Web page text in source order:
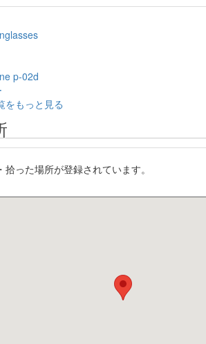
p-02d
をもっと見る
った場所が登録されています。